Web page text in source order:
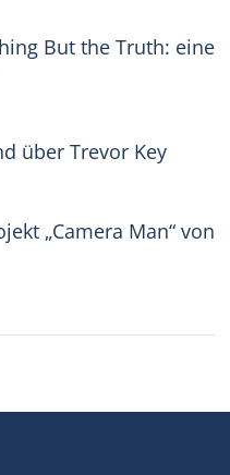
But the Truth: eine
über Trevor Key
„Camera Man“ von